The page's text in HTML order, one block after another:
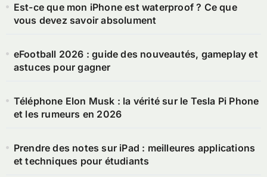
Est-ce que mon iPhone est waterproof ? Ce que
vous devez savoir absolument
eFootball 2026 : guide des nouveautés, gameplay et
astuces pour gagner
Téléphone Elon Musk : la vérité sur le Tesla Pi Phone
et les rumeurs en 2026
Prendre des notes sur iPad : meilleures applications
et techniques pour étudiants